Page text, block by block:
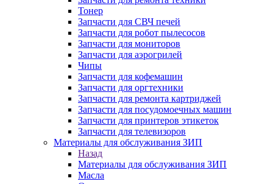
Тонер
Запчасти для СВЧ печей
Запчасти для робот пылесосов
Запчасти для мониторов
Запчасти для аэрогрилей
Чипы
Запчасти для кофемашин
Запчасти для оргтехники
Запчасти для ремонта картриджей
Запчасти для посудомоечных машин
Запчасти для принтеров этикеток
Запчасти для телевизоров
Материалы для обслуживания ЗИП
Назад
Материалы для обслуживания ЗИП
Масла